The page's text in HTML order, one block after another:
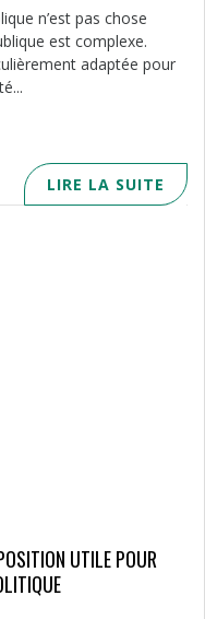
n’est pas chose
est complexe.
adaptée pour
LIRE LA SUITE
UTILE POUR